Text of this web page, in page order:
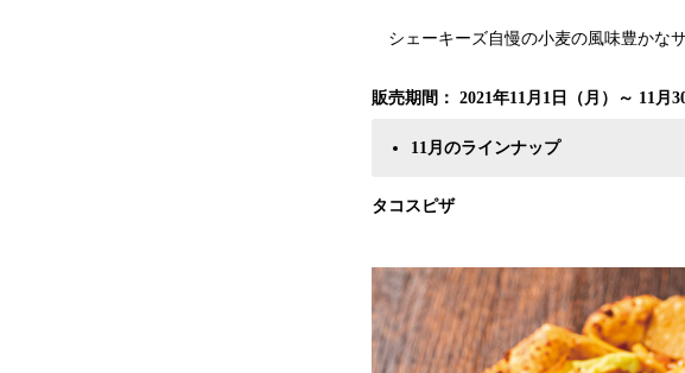
シェーキーズ自慢の小麦の風味豊かな
販売期間： 2021年11月1日（月）～ 11月
11月のラインナップ
タコスピザ